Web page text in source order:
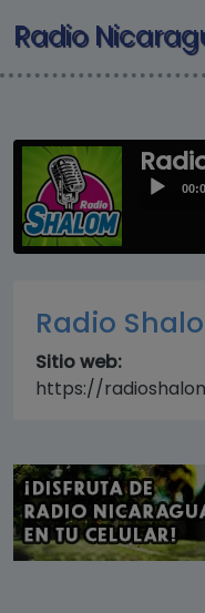
Radio
Audio
Radio
Sitio web:
https://